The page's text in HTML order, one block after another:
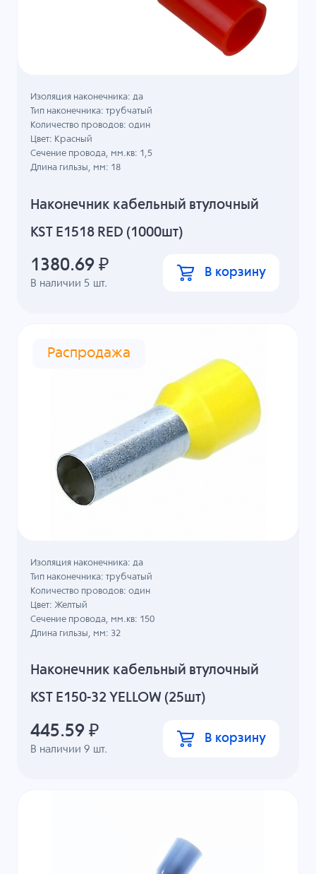
Наконечник кабельный втулочный
KST E1518 RED (1000шт)
В наличии 5 шт.
Изоляция наконечника: да
Тип наконечника: трубчатый
Количество проводов: один
Цвет: Красный
Сечение провода, мм.кв: 1,5
Длина гильзы, мм: 18
1380.69 ₽ В корзину
Распродажа
Наконечник кабельный втулочный
KST E150-32 YELLOW (25шт)
В наличии9 шт.
Изоляция наконечника: да
Тип наконечника: трубчатый
Количество проводов: один
Цвет: Желтый
Сечение провода, мм.кв: 150
Длина гильзы, мм: 32
445.59 ₽ В корзину